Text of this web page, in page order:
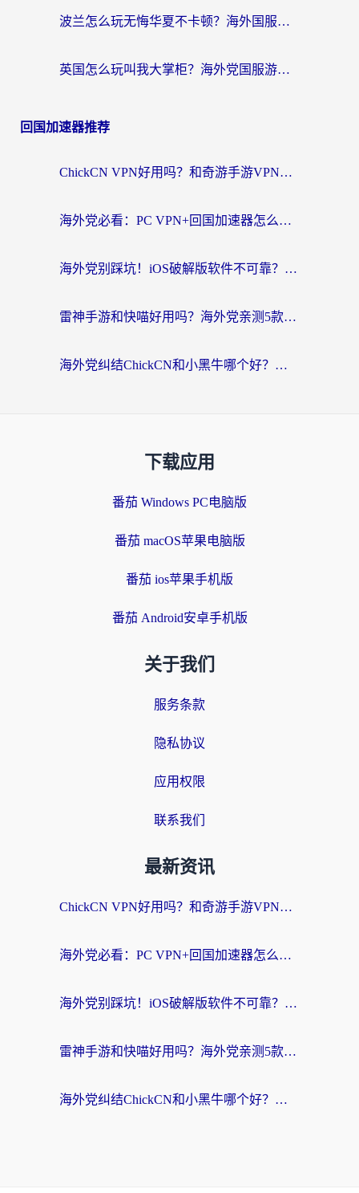
波兰怎么玩无悔华夏不卡顿？海外国服游戏加速器终极指南（附征途2萤火突击解决方案）
英国怎么玩叫我大掌柜？海外党国服游戏加速避坑指南（附实测推荐）
回国加速器推荐
ChickCN VPN好用吗？和奇游手游VPN对比哪个回国效果更好？海外党亲测实用指南
海外党必看：PC VPN+回国加速器怎么选？无缝访问国内资源全攻略
海外党别踩坑！iOS破解版软件不可靠？教你选对回国加速器无缝看国内资源
雷神手游和快喵好用吗？海外党亲测5款回国加速器，附斧牛Bling对比+微信视频号解决办法
海外党纠结ChickCN和小黑牛哪个好？一篇帮你选对回国加速器的实用指南
下载应用
番茄 Windows PC电脑版
番茄 macOS苹果电脑版
番茄 ios苹果手机版
番茄 Android安卓手机版
关于我们
服务条款
隐私协议
应用权限
联系我们
最新资讯
ChickCN VPN好用吗？和奇游手游VPN对比哪个回国效果更好？海外党亲测实用指南
海外党必看：PC VPN+回国加速器怎么选？无缝访问国内资源全攻略
海外党别踩坑！iOS破解版软件不可靠？教你选对回国加速器无缝看国内资源
雷神手游和快喵好用吗？海外党亲测5款回国加速器，附斧牛Bling对比+微信视频号解决办法
海外党纠结ChickCN和小黑牛哪个好？一篇帮你选对回国加速器的实用指南